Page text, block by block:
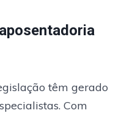
têm gerado
Com